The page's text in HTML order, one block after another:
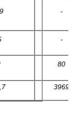
-
-
80
3969
кВ: